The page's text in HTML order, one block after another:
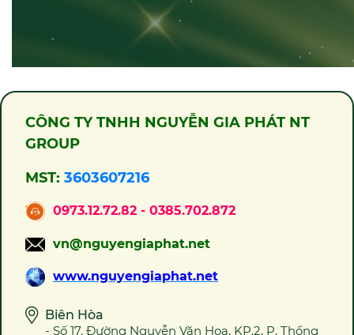
CÔNG TY TNHH NGUYỄN GIA PHÁT NT
GROUP
MST: 3603607216
0973.12.72.82 - 0385.702.872
vn@nguyengiaphat.net
www.nguyengiaphat.net
Biên Hòa
- Số 17, Đường Nguyễn Văn Hoa, KP.2, P. Thống